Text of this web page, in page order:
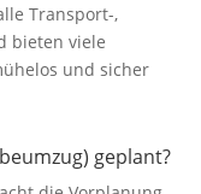
Transport-,
bieten viele
und sicher
geplant?